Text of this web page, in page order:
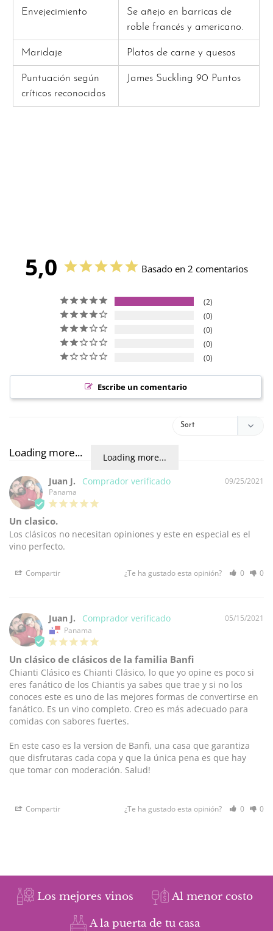
Envejecimiento
Se añejo en barricas de
roble francés y americano.
Maridaje Platos de carne y quesos
Puntuación según
críticos reconocidos
James Suckling 90 Puntos
5,0 Basado en 2 comentarios
2
0
0
0
0
Escribe un comentario
Loading more...
09/25/2021
Juan J.
Panama
Un clasico.
Los clásicos no necesitan opiniones y este en especial es el
vino perfecto.
Compartir ¿Te ha gustado esta opinión? 0 0
05/15/2021
Juan J.
Panama
Un clásico de clásicos de la familia Banfi
Chianti Clásico es Chianti Clásico, lo que yo opine es poco si
eres fanático de los Chiantis ya sabes que trae y si no los
conoces este es uno de las mejores formas de convertirse en
fanático. Es un vino completo. Creo es más adecuado para
comidas con sabores fuertes.
En este caso es la version de Banfi, una casa que garantiza
que disfrutaras cada copa y que la única pena es que hay
que tomar con moderación. Salud!
Compartir ¿Te ha gustado esta opinión? 0 0
Los mejores vinos Al menor costo
A la puerta de tu casa